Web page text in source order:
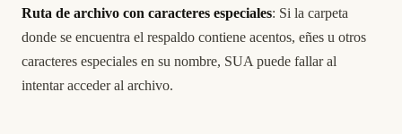
Ruta de archivo con caracteres especiales: Si la carpeta
donde se encuentra el respaldo contiene acentos, eñes u otros
caracteres especiales en su nombre, SUA puede fallar al
intentar acceder al archivo.